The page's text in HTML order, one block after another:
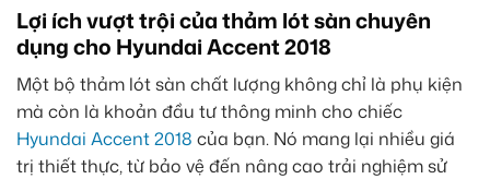
Lợi ích vượt trội của thảm lót sàn chuyên
dụng cho Hyundai Accent 2018
Một bộ thảm lót sàn chất lượng không chỉ là phụ kiện
mà còn là khoản đầu tư thông minh cho chiếc
Hyundai Accent 2018 của bạn. Nó mang lại nhiều giá
trị thiết thực, từ bảo vệ đến nâng cao trải nghiệm sử